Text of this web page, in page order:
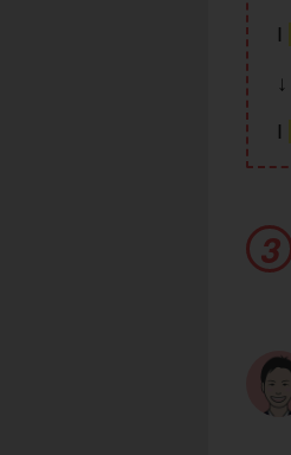
I
↓
I